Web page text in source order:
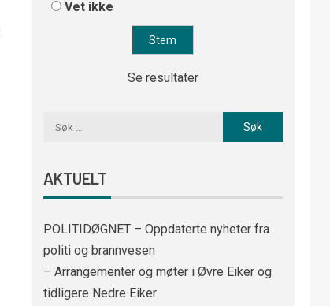
Vet ikke
Se resultater
AKTUELT
POLITIDØGNET – Oppdaterte nyheter fra
politi og brannvesen
– Arrangementer og møter i Øvre Eiker og
tidligere Nedre Eiker